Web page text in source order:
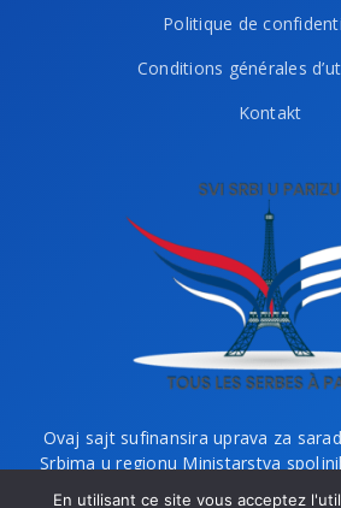
Politique de
Conditions générales
Kontakt
Ovaj sajt sufinansira uprava za
Srbima u regionu Ministarstva
Srbije i Ministarstvo bez portfelja
En utilisant ce site vous acceptez